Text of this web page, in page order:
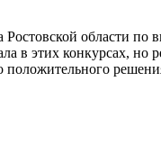
области по
в этих конкурсах, но